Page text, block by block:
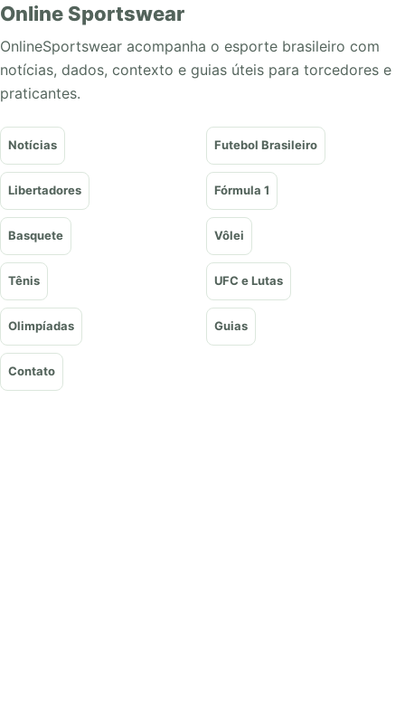
Online Sportswear
OnlineSportswear acompanha o esporte brasileiro com
notícias, dados, contexto e guias úteis para torcedores e
praticantes.
Notícias Futebol Brasileiro
Libertadores Fórmula 1
Basquete Vôlei
Tênis UFC e Lutas
Olimpíadas Guias
Contato